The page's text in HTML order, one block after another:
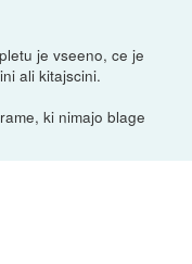
je vseeno, ce je
ali kitajscini.
ki nimajo blage